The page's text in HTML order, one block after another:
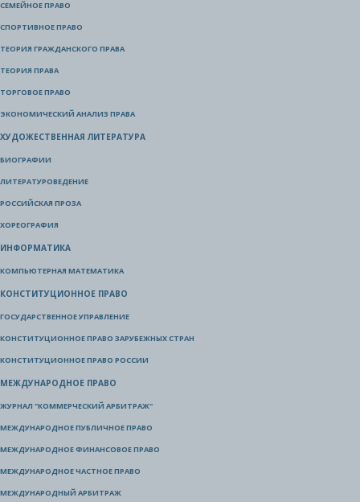
СЕМЕЙНОЕ ПРАВО
СПОРТИВНОЕ ПРАВО
ТЕОРИЯ ГРАЖДАНСКОГО ПРАВА
ТЕОРИЯ ПРАВА
ТОРГОВОЕ ПРАВО
ЭКОНОМИЧЕСКИЙ АНАЛИЗ ПРАВА
ХУДОЖЕСТВЕННАЯ ЛИТЕРАТУРА
БИОГРАФИИ
ЛИТЕРАТУРОВЕДЕНИЕ
РОССИЙСКАЯ ПРОЗА
ХОРЕОГРАФИЯ
ИНФОРМАТИКА
КОМПЬЮТЕРНАЯ МАТЕМАТИКА
КОНСТИТУЦИОННОЕ ПРАВО
ГОСУДАРСТВЕННОЕ УПРАВЛЕНИЕ
КОНСТИТУЦИОННОЕ ПРАВО ЗАРУБЕЖНЫХ СТРАН
КОНСТИТУЦИОННОЕ ПРАВО РОССИИ
МЕЖДУНАРОДНОЕ ПРАВО
ЖУРНАЛ "КОММЕРЧЕСКИЙ АРБИТРАЖ"
МЕЖДУНАРОДНОЕ ПУБЛИЧНОЕ ПРАВО
МЕЖДУНАРОДНОЕ ФИНАНСОВОЕ ПРАВО
МЕЖДУНАРОДНОЕ ЧАСТНОЕ ПРАВО
МЕЖДУНАРОДНЫЙ АРБИТРАЖ